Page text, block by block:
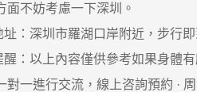
面不妨考慮一下深圳。
深圳市羅湖口岸附近，步行即
以上內容僅供參考如果身體有
對一進行交流，線上咨詢預約 ·